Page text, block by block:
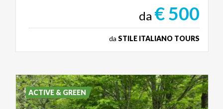
da € 500
da STILE ITALIANO TOURS
ACTIVE & GREEN